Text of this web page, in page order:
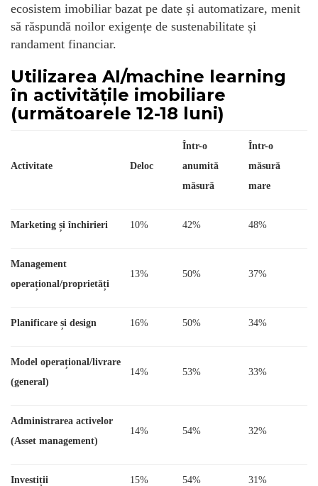
ecosistem imobiliar bazat pe date și automatizare, menit
să răspundă noilor exigențe de sustenabilitate și
randament financiar.
Utilizarea AI/machine learning
în activitățile imobiliare
(următoarele 12-18 luni)
Activitate Deloc
Într-o
anumită
măsură
Într-o
măsură
mare
Marketing și închirieri 10% 42% 48%
Management
operațional/proprietăți
13% 50% 37%
Planificare și design 16% 50% 34%
Model operațional/livrare
(general)
14% 53% 33%
Administrarea activelor
(Asset management)
14% 54% 32%
Investiții 15% 54% 31%